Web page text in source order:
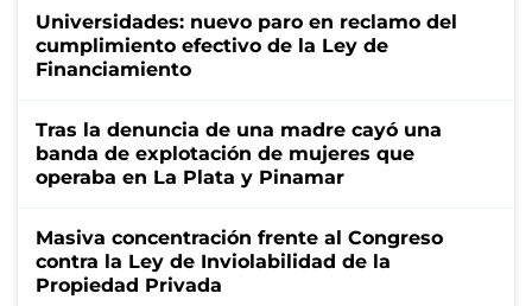
Universidades: nuevo paro en reclamo del
cumplimiento efectivo de la Ley de
Financiamiento
Tras la denuncia de una madre cayó una
banda de explotación de mujeres que
operaba en La Plata y Pinamar
Masiva concentración frente al Congreso
contra la Ley de Inviolabilidad de la
Propiedad Privada